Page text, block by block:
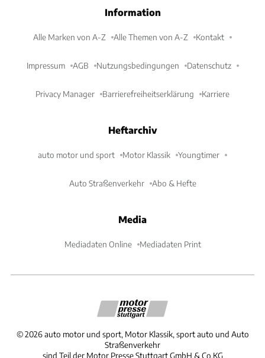
Information
Alle Marken von A-Z Alle Themen von A-Z Kontakt
Impressum AGB Nutzungsbedingungen Datenschutz
Privacy Manager Barrierefreiheitserklärung Karriere
Heftarchiv
auto motor und sport Motor Klassik Youngtimer
Auto Straßenverkehr Abo & Hefte
Media
Mediadaten Online Mediadaten Print
©2026 auto motor und sport, Motor Klassik, sport auto und Auto
Straßenverkehr
sind Teil der Motor Presse Stuttgart GmbH & Co.KG